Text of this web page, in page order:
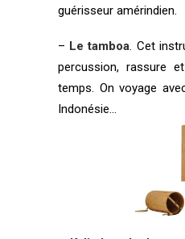
guérisseur amérindien.
– Le tamboa. Cet
percussion, rassure
temps. On voyage
Indonésie…